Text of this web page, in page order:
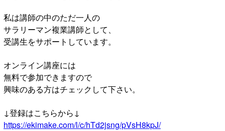
私は講師の中のただ一人の
サラリーマン複業講師として、
受講生をサポートしています。
オンライン講座には
無料で参加できますので
興味のある方はチェックして下さい。
↓登録はこちらから↓
https://ekimake.com/l/c/hTd2jsng/pVsH8kpJ/